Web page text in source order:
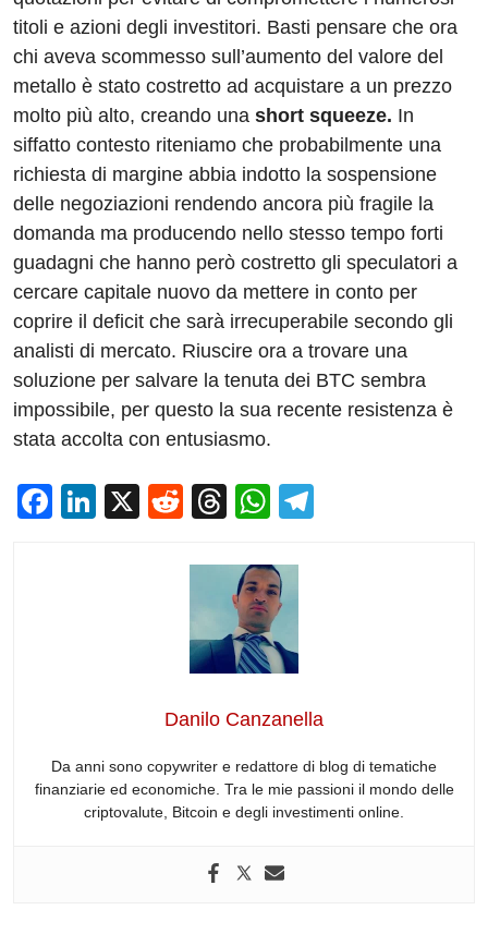
titoli e azioni degli investitori. Basti pensare che ora
chi aveva scommesso sull’aumento del valore del
metallo è stato costretto ad acquistare a un prezzo
molto più alto, creando una short squeeze. In
siffatto contesto riteniamo che probabilmente una
richiesta di margine abbia indotto la sospensione
delle negoziazioni rendendo ancora più fragile la
domanda ma producendo nello stesso tempo forti
guadagni che hanno però costretto gli speculatori a
cercare capitale nuovo da mettere in conto per
coprire il deficit che sarà irrecuperabile secondo gli
analisti di mercato. Riuscire ora a trovare una
soluzione per salvare la tenuta dei BTC sembra
impossibile, per questo la sua recente resistenza è
stata accolta con entusiasmo.
F
Li
X
R
d
di
t
T
e
a
d
s
W
at
s
A
p
p
Danilo Canzanella
Da anni sono copywriter e redattore di blog di tematiche
finanziarie ed economiche. Tra le mie passioni il mondo delle
criptovalute, Bitcoin e degli investimenti online.